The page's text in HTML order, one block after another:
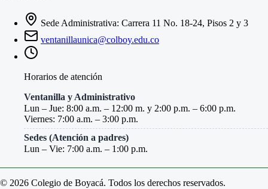
Sede Administrativa: Carrera 11 No. 18-24, Pisos 2 y 3
ventanillaunica@colboy.edu.co
Horarios de atención
Ventanilla y Administrativo
Lun – Jue: 8:00 a.m. – 12:00 m. y 2:00 p.m. – 6:00 p.m.
Viernes: 7:00 a.m. – 3:00 p.m.
Sedes (Atención a padres)
Lun – Vie: 7:00 a.m. – 1:00 p.m.
© 2026 Colegio de Boyacá. Todos los derechos reservados.